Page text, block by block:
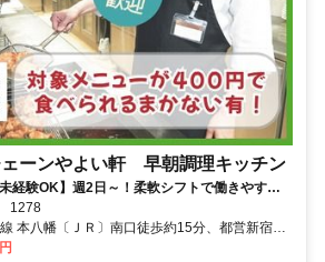
ーンやよい軒 早朝調理キッチン
経験OK】週2日～！柔軟シフトで働きやす
◎＜オンライン面接実施中＞
1278
本八幡〔ＪＲ〕南口徒歩約15分、都営新宿線
徒歩約17分、京成本線 鬼越徒歩約17分 南行徳